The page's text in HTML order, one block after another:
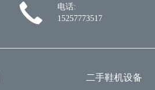
电话:
15257773517
二手鞋机设备